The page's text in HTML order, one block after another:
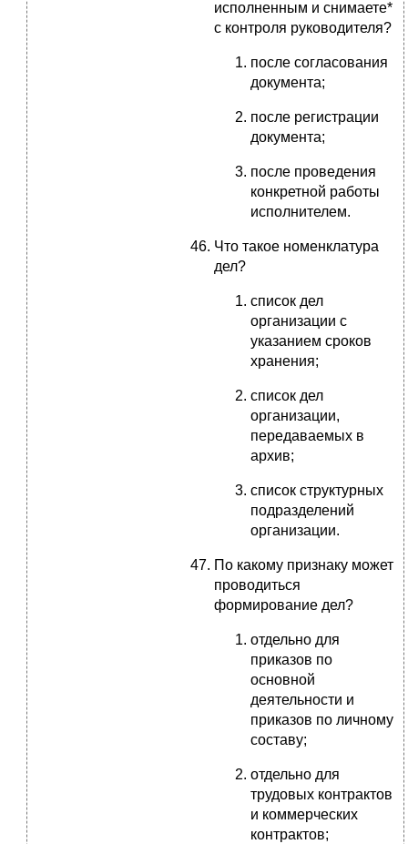
исполненным и снимаете*
с контроля руководителя?
после согласования
документа;
после регистрации
документа;
после проведения
конкретной работы
исполнителем.
Что такое номенклатура
дел?
список дел
организации с
указанием сроков
хранения;
список дел
организации,
передаваемых в
архив;
список структурных
подразделений
организации.
По какому признаку может
проводиться
формирование дел?
отдельно для
приказов по
основной
деятельности и
приказов по личному
составу;
отдельно для
трудовых контрактов
и коммерческих
контрактов;